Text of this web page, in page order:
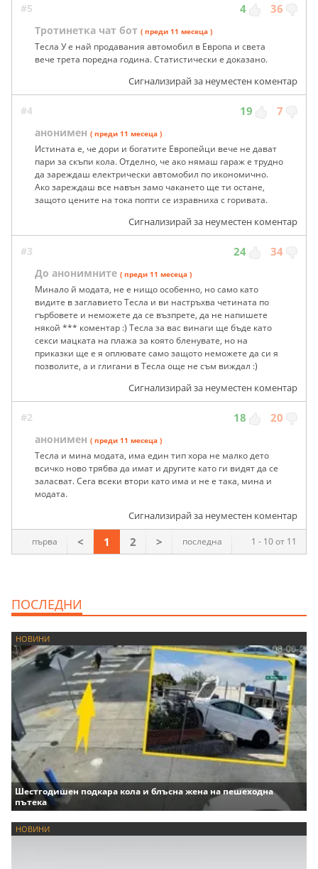
#5 4 36
Тротинетка чат бот ( преди 11 месеца )
Тесла У е най продавания автомобил в Европа и света
вече трета поредна година. Статистически е доказано.
Сигнализирай за неуместен коментар
#4 19 7
анонимен ( преди 11 месеца )
Истината е, че дори и богатите Европейци вече не дават
пари за скъпи кола. Отделно, че ако нямаш гараж е трудно
да зареждаш електрически автомобил по икономично.
Ако зареждаш все навън замо чакането ще ти остане,
защото цените на тока попти се изравниха с горивата.
Сигнализирай за неуместен коментар
#3 24 34
До анонимните ( преди 11 месеца )
Минало й модата, не е нищо особенно, но само като
видите в заглавието Тесла и ви настръхва четината по
гърбовете и неможете да се възпрете, да не напишете
някой *** коментар :) Тесла за вас винаги ще бъде като
секси мацката на плажа за която бленувате, но на
приказки ще е я оплювате само защото неможете да си я
позволите, а и глигани в Тесла още не съм виждал :)
Сигнализирай за неуместен коментар
#2 18 20
анонимен ( преди 11 месеца )
Тесла и мина модата, има един тип хора не малко дето
всичко ново трябва да имат и другите като ги видят да се
заласват. Сега всеки втори като има и не е така, мина и
модата.
Сигнализирай за неуместен коментар
1 - 10 от 11
първа < 1 2 > последна
ПОСЛЕДНИ
НОВИНИ
Шестгодишен подкара кола и блъсна жена на пешеходна
пътека
НОВИНИ